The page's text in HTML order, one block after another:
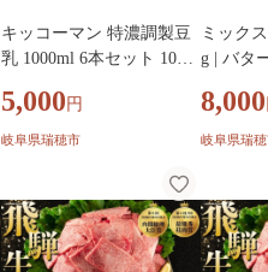
キッコーマン 特濃調製豆
乳 1000ml 6本セット 1000
乳 特濃調製豆乳 高評価 ソ
イミルク 植物性ミルク 50
美容 常温保存 飲み物 飲料
たんぱく質 特濃豆乳朝食
特濃豆乳 トクホ 特定保健
用食品 ソイミルク 豆乳 タ
5,000 円
岐阜県瑞穂市
ミック
g | バタ
ト クラ
加工食
8,000
岐阜県瑞